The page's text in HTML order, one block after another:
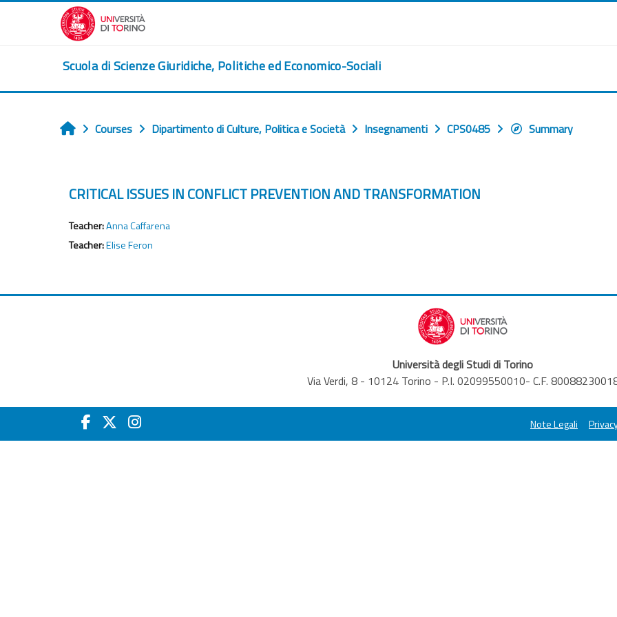
Skip to main content
Scuola di Scienze Giuridiche, Politiche ed Economico-Sociali
Home
Courses Dipartimento di Culture, Politica e Società Insegnamenti CPS0485 Summary
CRITICAL ISSUES IN CONFLICT PREVENTION AND TRANSFORMATION
Teacher:Anna Caffarena
Teacher:Elise Feron
Università degli Studi di Torino
Via Verdi, 8 - 10124 Torino - P.I. 02099550010- C.F.
Note Legali